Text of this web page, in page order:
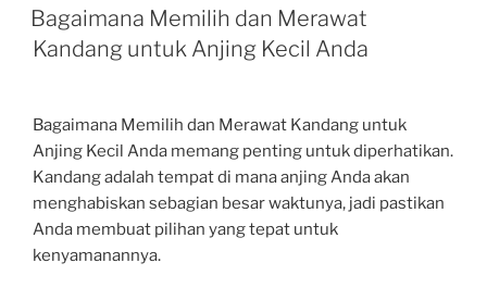
ON
Bagaimana Memilih dan Merawat
Kandang untuk Anjing Kecil Anda
Bagaimana Memilih dan Merawat Kandang untuk
Anjing Kecil Anda memang penting untuk diperhatikan.
Kandang adalah tempat di mana anjing Anda akan
menghabiskan sebagian besar waktunya, jadi pastikan
Anda membuat pilihan yang tepat untuk
kenyamanannya.